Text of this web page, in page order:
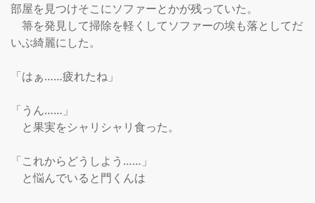
部屋を見つけそこにソファーとかが残っていた。
箒を発見して掃除を軽くしてソファーの埃も落としてだ
いぶ綺麗にした。
「はぁ……疲れたね」
「うん……」
と果実をシャリシャリ食った。
「これからどうしよう……」
と悩んでいると門くんは